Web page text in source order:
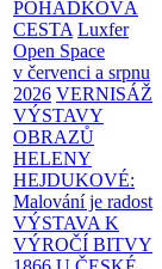
POHÁDKOVÁ
CESTA Luxfer
Open Space
v červenci a srpnu
2026 VERNISÁŽ
VÝSTAVY
OBRAZŮ
HELENY
HEJDUKOVÉ:
Malování je radost
VÝSTAVA K
VÝROČÍ BITVY